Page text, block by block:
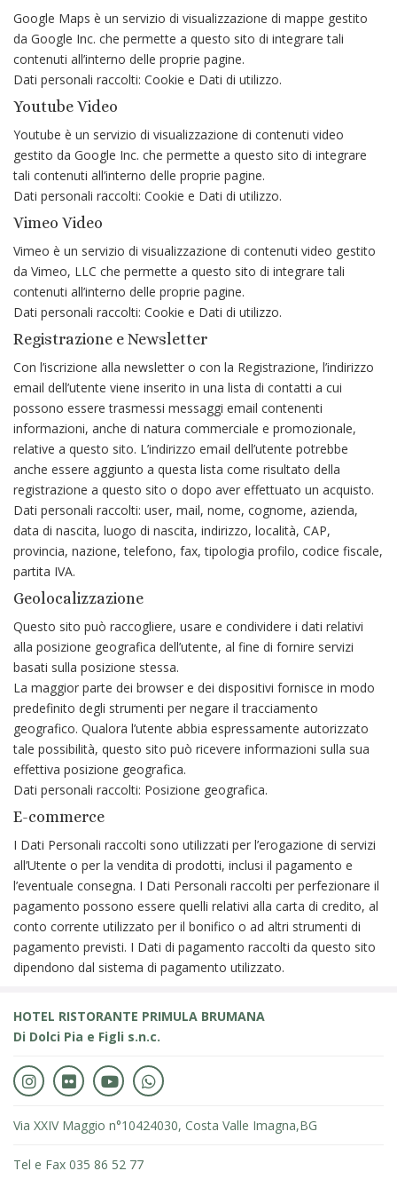
Google Maps è un servizio di visualizzazione di mappe gestito
da Google Inc. che permette a questo sito di integrare tali
contenuti all’interno delle proprie pagine.
Dati personali raccolti: Cookie e Dati di utilizzo.
Youtube Video
Youtube è un servizio di visualizzazione di contenuti video
gestito da Google Inc. che permette a questo sito di integrare
tali contenuti all’interno delle proprie pagine.
Dati personali raccolti: Cookie e Dati di utilizzo.
Vimeo Video
Vimeo è un servizio di visualizzazione di contenuti video gestito
da Vimeo, LLC che permette a questo sito di integrare tali
contenuti all’interno delle proprie pagine.
Dati personali raccolti: Cookie e Dati di utilizzo.
Registrazione e Newsletter
Con l’iscrizione alla newsletter o con la Registrazione, l’indirizzo
email dell’utente viene inserito in una lista di contatti a cui
possono essere trasmessi messaggi email contenenti
informazioni, anche di natura commerciale e promozionale,
relative a questo sito. L’indirizzo email dell’utente potrebbe
anche essere aggiunto a questa lista come risultato della
registrazione a questo sito o dopo aver effettuato un acquisto.
Dati personali raccolti: user, mail, nome, cognome, azienda,
data di nascita, luogo di nascita, indirizzo, località, CAP,
provincia, nazione, telefono, fax, tipologia profilo, codice fiscale,
partita IVA.
Geolocalizzazione
Questo sito può raccogliere, usare e condividere i dati relativi
alla posizione geografica dell’utente, al fine di fornire servizi
basati sulla posizione stessa.
La maggior parte dei browser e dei dispositivi fornisce in modo
predefinito degli strumenti per negare il tracciamento
geografico. Qualora l’utente abbia espressamente autorizzato
tale possibilità, questo sito può ricevere informazioni sulla sua
effettiva posizione geografica.
Dati personali raccolti: Posizione geografica.
E-commerce
I Dati Personali raccolti sono utilizzati per l’erogazione di servizi
all’Utente o per la vendita di prodotti, inclusi il pagamento e
l’eventuale consegna. I Dati Personali raccolti per perfezionare il
pagamento possono essere quelli relativi alla carta di credito, al
conto corrente utilizzato per il bonifico o ad altri strumenti di
pagamento previsti. I Dati di pagamento raccolti da questo sito
dipendono dal sistema di pagamento utilizzato.
HOTEL RISTORANTE PRIMULA BRUMANA
Di Dolci Pia e Figli s.n.c.
Via XXIV Maggio n°10424030, Costa Valle Imagna,BG
Tel e Fax 035 86 52 77